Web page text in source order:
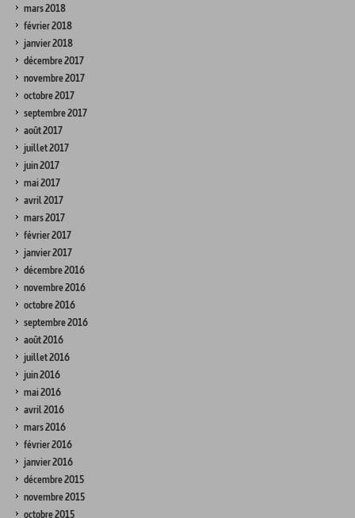
mars 2018
février 2018
janvier 2018
décembre 2017
novembre 2017
octobre 2017
septembre 2017
août 2017
juillet 2017
juin 2017
mai 2017
avril 2017
mars 2017
février 2017
janvier 2017
décembre 2016
novembre 2016
octobre 2016
septembre 2016
août 2016
juillet 2016
juin 2016
mai 2016
avril 2016
mars 2016
février 2016
janvier 2016
décembre 2015
novembre 2015
octobre 2015